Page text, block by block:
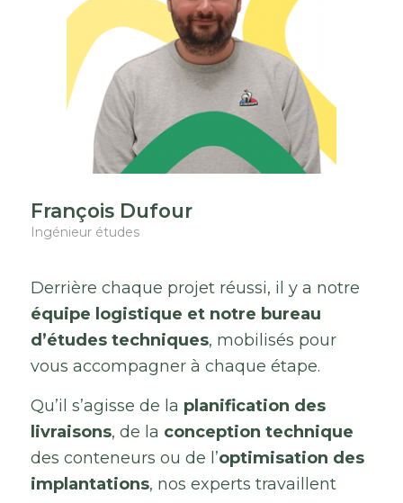
François Dufour
Ingénieur études
Derrière chaque projet réussi, il y a notre
équipe logistique et notre bureau
d’études techniques, mobilisés pour
vous accompagner à chaque étape.
Qu’il s’agisse de la planification des
livraisons, de la conception technique
des conteneurs ou de l’optimisation des
implantations, nos experts travaillent